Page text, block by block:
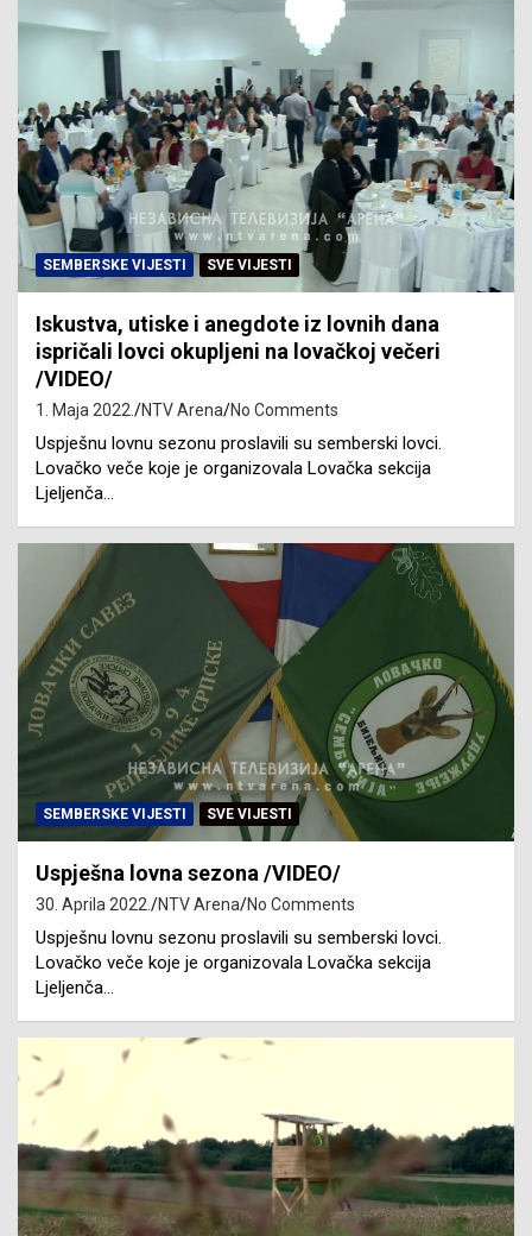
SEMBERSKE VIJESTI SVE VIJESTI
Iskustva, utiske i anegdote iz lovnih dana
ispričali lovci okupljeni na lovačkoj večeri
/VIDEO/
1. Maja 2022. NTV Arena No Comments
Uspješnu lovnu sezonu proslavili su semberski lovci.
Lovačko veče koje je organizovala Lovačka sekcija
Ljeljenča…
SEMBERSKE VIJESTI SVE VIJESTI
Uspješna lovna sezona /VIDEO/
30. Aprila 2022. NTV Arena No Comments
Uspješnu lovnu sezonu proslavili su semberski lovci.
Lovačko veče koje je organizovala Lovačka sekcija
Ljeljenča…